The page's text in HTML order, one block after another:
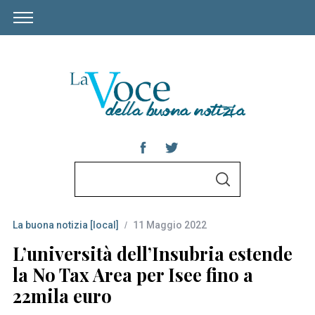
r
c
h
f
o
S
La buona notizia [local] 11 Maggio 2022
L’università dell’Insubria estende
la No Tax Area per Isee fino a
22mila euro